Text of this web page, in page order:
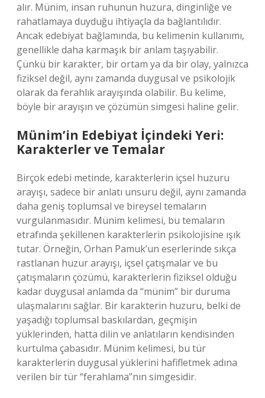
alır. Münim, insan ruhunun huzura, dinginliğe ve
rahatlamaya duyduğu ihtiyaçla da bağlantılıdır.
Ancak edebiyat bağlamında, bu kelimenin kullanımı,
genellikle daha karmaşık bir anlam taşıyabilir.
Çünkü bir karakter, bir ortam ya da bir olay, yalnızca
fiziksel değil, aynı zamanda duygusal ve psikolojik
olarak da ferahlık arayışında olabilir. Bu kelime,
böyle bir arayışın ve çözümün simgesi haline gelir.
Münim’in Edebiyat İçindeki Yeri:
Karakterler ve Temalar
Birçok edebi metinde, karakterlerin içsel huzuru
arayışı, sadece bir anlatı unsuru değil, aynı zamanda
daha geniş toplumsal ve bireysel temaların
vurgulanmasıdır. Münim kelimesi, bu temaların
etrafında şekillenen karakterlerin psikolojisine ışık
tutar. Örneğin, Orhan Pamuk’un eserlerinde sıkça
rastlanan huzur arayışı, içsel çatışmalar ve bu
çatışmaların çözümü, karakterlerin fiziksel olduğu
kadar duygusal anlamda da “münim” bir duruma
ulaşmalarını sağlar. Bir karakterin huzuru, belki de
yaşadığı toplumsal baskılardan, geçmişin
yüklerinden, hatta dilin ve anlatıların kendisinden
kurtulma çabasıdır. Münim kelimesi, bu tür
karakterlerin duygusal yüklerini hafifletmek adına
verilen bir tür “ferahlama”nın simgesidir.